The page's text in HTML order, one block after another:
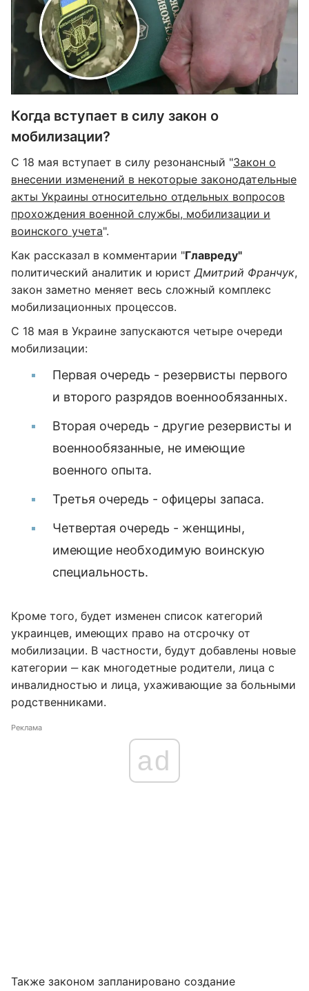
Когда вступает в силу закон о
мобилизации?
С 18 мая вступает в силу резонансный "Закон о
внесении изменений в некоторые законодательные
акты Украины относительно отдельных вопросов
прохождения военной службы, мобилизации и
воинского учета".
Как рассказал в комментарии "Главреду"
политический аналитик и юрист Дмитрий Франчук,
закон заметно меняет весь сложный комплекс
мобилизационных процессов.
С 18 мая в Украине запускаются четыре очереди
мобилизации:
Первая очередь - резервисты первого
и второго разрядов военнообязанных.
Вторая очередь - другие резервисты и
военнообязанные, не имеющие
военного опыта.
Третья очередь - офицеры запаса.
Четвертая очередь - женщины,
имеющие необходимую воинскую
специальность.
Кроме того, будет изменен список категорий
украинцев, имеющих право на отсрочку от
мобилизации. В частности, будут добавлены новые
категории ‒ как многодетные родители, лица с
инвалидностью и лица, ухаживающие за больными
родственниками.
Реклама
ad
Также законом запланировано создание